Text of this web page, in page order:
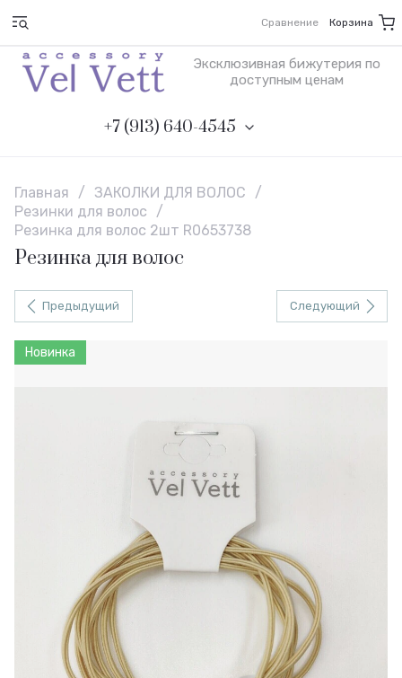
Сравнение Корзина
Эксклюзивная бижутерия по
доступным ценам
+7 (913) 640-4545
Главная / ЗАКОЛКИ ДЛЯ ВОЛОС
/
Резинки для волос
/
Резинка для волос 2шт R0653738
Резинка для волос
Предыдущий Следующий
Новинка